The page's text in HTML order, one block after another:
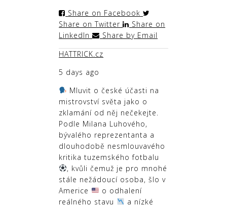
Share on Facebook
Share on Twitter
Share on
LinkedIn
Share by Email
HATTRICK.cz
5 days ago
Mluvit o české účasti na
mistrovství světa jako o
zklamání od něj nečekejte.
Podle Milana Luhového,
bývalého reprezentanta a
dlouhodobě nesmlouvavého
kritika tuzemského fotbalu
, kvůli čemuž je pro mnohé
stále nežádoucí osoba, šlo v
Americe
o odhalení
reálného stavu
a nízké